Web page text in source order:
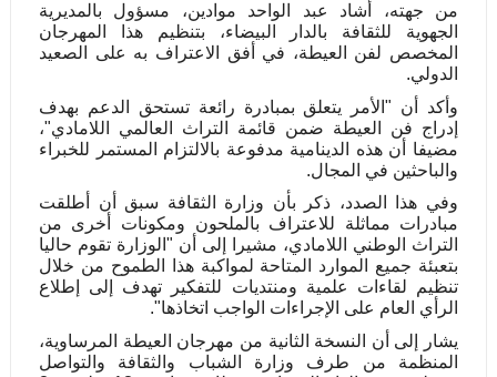
من جهته، أشاد عبد الواحد موادين، مسؤول بالمديرية
الجهوية للثقافة بالدار البيضاء، بتنظيم هذا المهرجان
المخصص لفن العيطة، في أفق الاعتراف به على الصعيد
الدولي.
وأكد أن "الأمر يتعلق بمبادرة رائعة تستحق الدعم بهدف
إدراج فن العيطة ضمن قائمة التراث العالمي اللامادي"،
مضيفا أن هذه الدينامية مدفوعة بالالتزام المستمر للخبراء
والباحثين في المجال.
وفي هذا الصدد، ذكر بأن وزارة الثقافة سبق أن أطلقت
مبادرات مماثلة للاعتراف بالملحون ومكونات أخرى من
التراث الوطني اللامادي، مشيرا إلى أن "الوزارة تقوم حاليا
بتعبئة جميع الموارد المتاحة لمواكبة هذا الطموح من خلال
تنظيم لقاءات علمية ومنتديات للتفكير تهدف إلى إطلاع
الرأي العام على الإجراءات الواجب اتخاذها".
يشار إلى أن النسخة الثانية من مهرجان العيطة المرساوية،
المنظمة من طرف وزارة الشباب والثقافة والتواصل